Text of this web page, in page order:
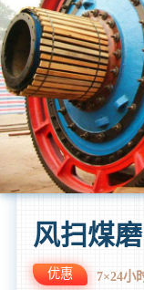
风扫煤磨
优惠 7×24小